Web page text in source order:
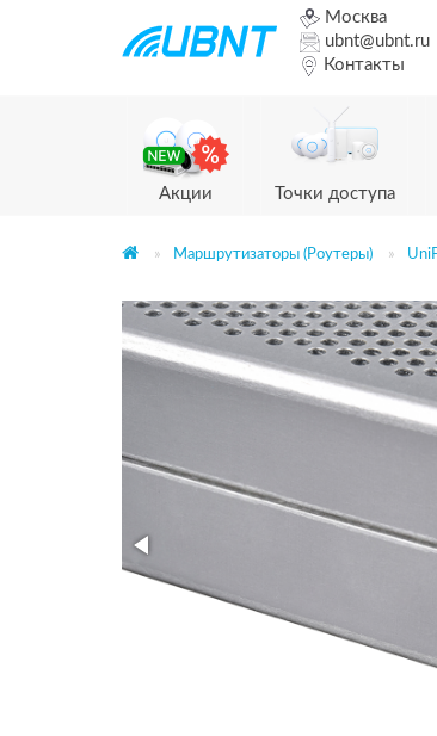
Москва
ubnt@ubnt.ru
Контакты
Акции Точки доступа
Маршрутизаторы (Роутеры)